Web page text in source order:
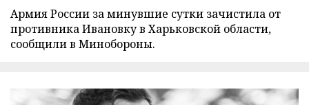
Армия России за минувшие сутки зачистила от
противника Ивановку в Харьковской области,
сообщили в Минобороны.